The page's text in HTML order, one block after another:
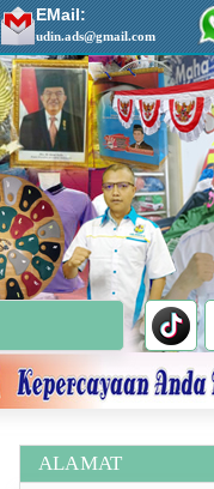
EMail:
udin.ads@gmail.com
ALAMAT